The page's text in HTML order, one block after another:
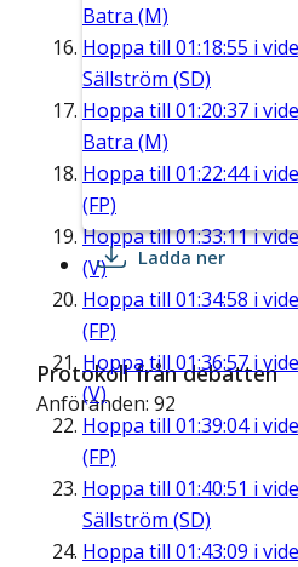
Batra (M)
Hoppa till 01:18:55 i
Sällström (SD)
Hoppa till 01:20:37 i
Batra (M)
Hoppa till 01:22:44i
(FP)
Hoppa till01:33:11i
(V)
Hoppa till 01:34:58 i
(FP)
Hoppa till 01:36:57 i
(V)
Hoppa till 01:39:04i
(FP)
Hoppa till 01:40:51 i
Sällström (SD)
Hoppa till 01:43:09 i
Ladda ner
Protokoll från debatten
Anföranden: 92